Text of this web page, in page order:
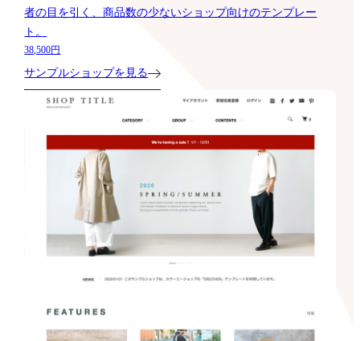
者の目を引く、商品数の少ないショップ向けのテンプレー
ト。
38,500円
サンプルショップを見る